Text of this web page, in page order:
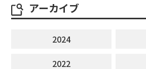
アーカイブ
2024
2022